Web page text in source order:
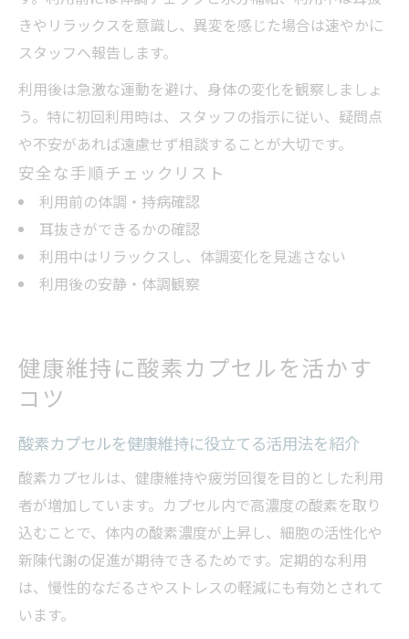
きやリラックスを意識し、異変を感じた場合は速やかに
スタッフへ報告します。
利用後は急激な運動を避け、身体の変化を観察しましょ
う。特に初回利用時は、スタッフの指示に従い、疑問点
や不安があれば遠慮せず相談することが大切です。
安全な手順チェックリスト
利用前の体調・持病確認
耳抜きができるかの確認
利用中はリラックスし、体調変化を見逃さない
利用後の安静・体調観察
健康維持に酸素カプセルを活かす
コツ
酸素カプセルを健康維持に役立てる活用法を紹介
酸素カプセルは、健康維持や疲労回復を目的とした利用
者が増加しています。カプセル内で高濃度の酸素を取り
込むことで、体内の酸素濃度が上昇し、細胞の活性化や
新陳代謝の促進が期待できるためです。定期的な利用
は、慢性的なだるさやストレスの軽減にも有効とされて
います。